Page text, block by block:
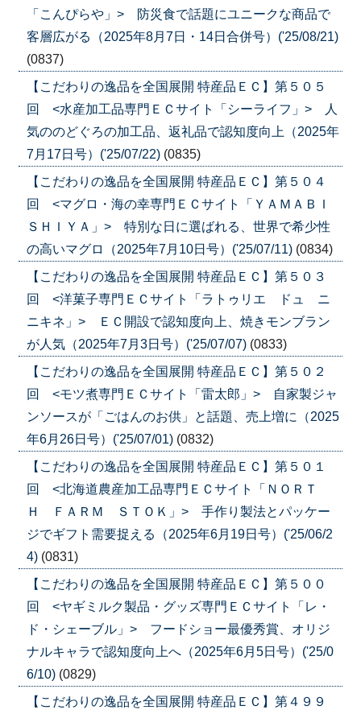
「こんぴらや」> 防災食で話題にユニークな商品で
客層広がる（2025年8月7日・14日合併号）('25/08/21)
(0837)
【こだわりの逸品を全国展開 特産品ＥＣ】第５０５
回 <水産加工品専門ＥＣサイト「シーライフ」> 人
気ののどぐろの加工品、返礼品で認知度向上（2025年
7月17日号）('25/07/22) (0835)
【こだわりの逸品を全国展開 特産品ＥＣ】第５０４
回 <マグロ・海の幸専門ＥＣサイト「ＹＡＭＡＢＩ
ＳＨＩＹＡ」> 特別な日に選ばれる、世界で希少性
の高いマグロ（2025年7月10日号）('25/07/11) (0834)
【こだわりの逸品を全国展開 特産品ＥＣ】第５０３
回 <洋菓子専門ＥＣサイト「ラトゥリエ ドュ ニ
ニキネ」> ＥＣ開設で認知度向上、焼きモンブラン
が人気（2025年7月3日号）('25/07/07) (0833)
【こだわりの逸品を全国展開 特産品ＥＣ】第５０２
回 <モツ煮専門ＥＣサイト「雷太郎」> 自家製ジャ
ンソースが「ごはんのお供」と話題、売上増に（2025
年6月26日号）('25/07/01) (0832)
【こだわりの逸品を全国展開 特産品ＥＣ】第５０１
回 <北海道農産加工品専門ＥＣサイト「ＮＯＲＴ
Ｈ ＦＡＲＭ ＳＴＯＫ」> 手作り製法とパッケー
ジでギフト需要捉える（2025年6月19日号）('25/06/2
4) (0831)
【こだわりの逸品を全国展開 特産品ＥＣ】第５００
回 <ヤギミルク製品・グッズ専門ＥＣサイト「レ・
ド・シェーブル」> フードショー最優秀賞、オリジ
ナルキャラで認知度向上へ（2025年6月5日号）('25/0
6/10) (0829)
【こだわりの逸品を全国展開 特産品ＥＣ】第４９９